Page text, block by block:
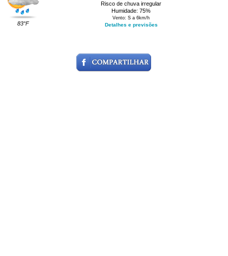
83°F
Risco de chuva irregular
Humidade: 75%
Vento: S a 6km/h
Detalhes e previsões